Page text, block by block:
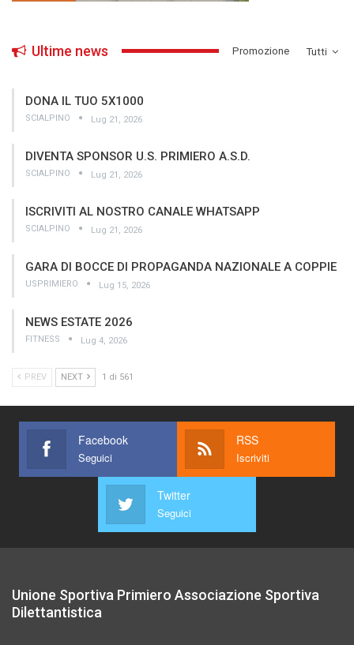
Tutti
Ultime news ­Promozione
DONA IL TUO 5X1000
SCIALPINO Lug 21, 2026
DIVENTA SPONSOR U.S. PRIMIERO A.S.D.
SCIALPINO Lug 21, 2026
ISCRIVITI AL NOSTRO CANALE WHATSAPP
SCIALPINO Lug 21, 2026
GARA DI BOCCE DI PROPAGANDA NAZIONALE A COPPIE
USPRIMIERO Lug 15, 2026
NEWS ESTATE 2026
FITNESS Lug 4, 2026
PREV NEXT 1 di 561
Facebook
Seguici
RSS
Iscriviti
Twitter
Seguici
Unione Sportiva Primiero Associazione Sportiva
Dilettantistica